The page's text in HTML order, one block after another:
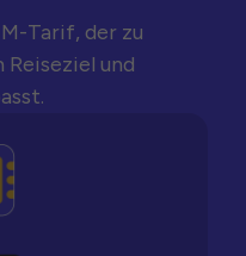
Tarif, der zu
Reiseziel und